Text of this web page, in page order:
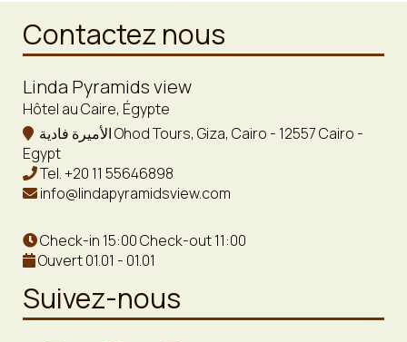
Contactez nous
Linda Pyramids view
Hôtel au Caire, Égypte
Egypt
Tel.+20 11 55646898
info@lindapyramidsview.com
Check-in 15:00 Check-out 11:00
Ouvert 01.01 - 01.01
Suivez-nous